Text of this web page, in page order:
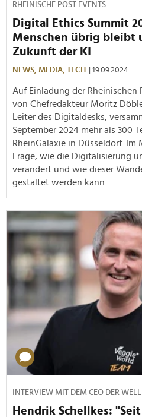
RHEINISCHE POST EVENTS
Digital Ethics Summit
Menschen übrig bleibt
Zukunft der KI
NEWS, MEDIA, TECH | 19.09.2024
Auf Einladung der
von Chefredakteur Moritz
Leiter des Digitaldesks,
September 2024 mehr als 300
RheinGalaxie in Düsseldorf.
Frage, wie die Digitalisierung
verändert und wie dieser
gestaltet werden kann.
INTERVIEW MIT DEM CEO DER
Hendrik Schellkes: